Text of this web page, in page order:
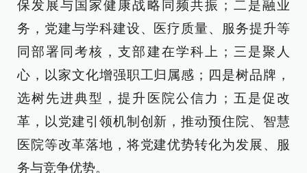
保发展与国家健康战略同频共振；二是融业
务，党建与学科建设、医疗质量、服务提升等
同部署同考核，支部建在学科上；三是聚人
心，以家文化增强职工归属感；四是树品牌，
选树先进典型，提升医院公信力；五是促改
革，以党建引领机制创新，推动预住院、智慧
医院等改革落地，将党建优势转化为发展、服
务与竞争优势。